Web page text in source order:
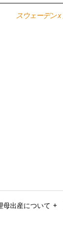
スウェーデン
母出産について